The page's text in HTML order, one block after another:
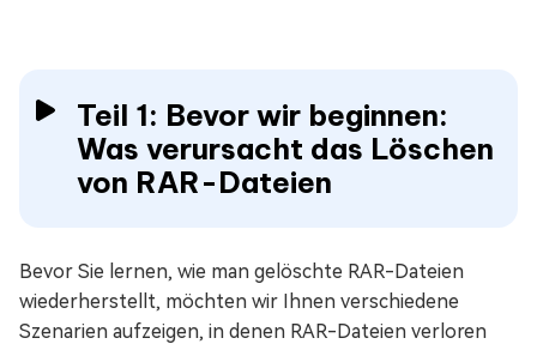
Teil 1: Bevor wir beginnen:
Was verursacht das Löschen
von RAR-Dateien
Bevor Sie lernen, wie man gelöschte RAR-Dateien
wiederherstellt, möchten wir Ihnen verschiedene
Szenarien aufzeigen, in denen RAR-Dateien verloren